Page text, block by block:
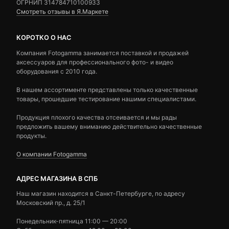
ОГРНИП 314784710100933
Смотреть отзывы в Я.Маркете
КОРОТКО О НАС
Компания Fotogamma занимается поставкой и продажей
аксессуаров для профессионального фото- и видео
оборудования с 2010 года.
В нашем ассортименте представлены только качественные
товары, прошедшие тестирование нашими специалистами.
Продукция плохого качества отсеивается и мы рады
предложить вашему вниманию действительно качественные
продукты.
О компании Fotogamma
АДРЕС МАГАЗИНА В СПБ
Наш магазин находится в Санкт-Петербурге, по адресу
Московский пр., д. 25/1
Понедельник-пятница 11:00 — 20:00